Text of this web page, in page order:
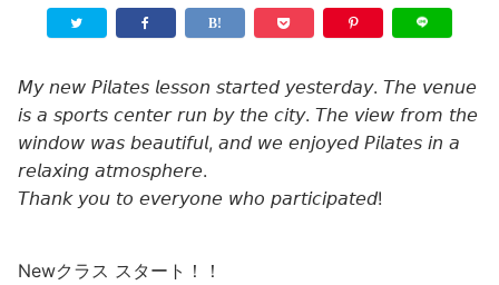
𝘔𝘺 𝘯𝘦𝘸 𝘗𝘪𝘭𝘢𝘵𝘦𝘴 𝘭𝘦𝘴𝘴𝘰𝘯 𝘴𝘵𝘢𝘳𝘵𝘦𝘥 𝘺𝘦𝘴𝘵𝘦𝘳𝘥𝘢𝘺. 𝘛𝘩𝘦 𝘷𝘦𝘯𝘶𝘦
𝘪𝘴 𝘢 𝘴𝘱𝘰𝘳𝘵𝘴 𝘤𝘦𝘯𝘵𝘦𝘳 𝘳𝘶𝘯 𝘣𝘺 𝘵𝘩𝘦 𝘤𝘪𝘵𝘺. 𝘛𝘩𝘦 𝘷𝘪𝘦𝘸 𝘧𝘳𝘰𝘮 𝘵𝘩𝘦
𝘸𝘪𝘯𝘥𝘰𝘸 𝘸𝘢𝘴 𝘣𝘦𝘢𝘶𝘵𝘪𝘧𝘶𝘭, 𝘢𝘯𝘥 𝘸𝘦 𝘦𝘯𝘫𝘰𝘺𝘦𝘥 𝘗𝘪𝘭𝘢𝘵𝘦𝘴 𝘪𝘯 𝘢
𝘳𝘦𝘭𝘢𝘹𝘪𝘯𝘨 𝘢𝘵𝘮𝘰𝘴𝘱𝘩𝘦𝘳𝘦.
𝘛𝘩𝘢𝘯𝘬 𝘺𝘰𝘶 𝘵𝘰 𝘦𝘷𝘦𝘳𝘺𝘰𝘯𝘦 𝘸𝘩𝘰 𝘱𝘢𝘳𝘵𝘪𝘤𝘪𝘱𝘢𝘵𝘦𝘥!
Newクラス スタート！！